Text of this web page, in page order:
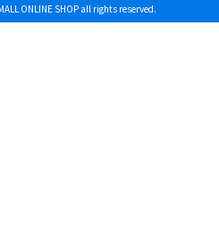
ONLINE SHOP all rights reserved.